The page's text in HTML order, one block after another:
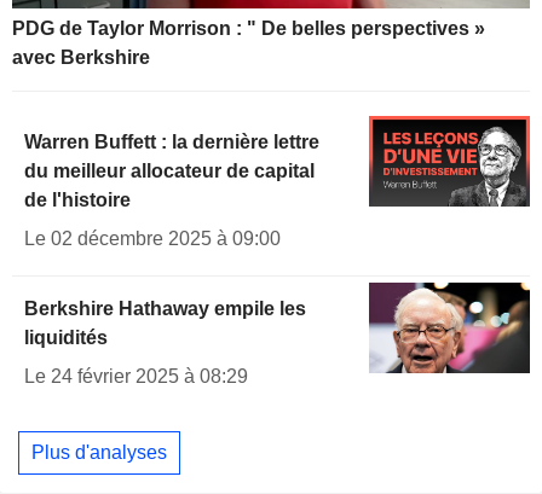
PDG de Taylor Morrison : " De belles perspectives »
avec Berkshire
Warren Buffett : la dernière lettre
du meilleur allocateur de capital
de l'histoire
Le 02 décembre 2025 à 09:00
Berkshire Hathaway empile les
liquidités
Le 24 février 2025 à 08:29
Plus d'analyses